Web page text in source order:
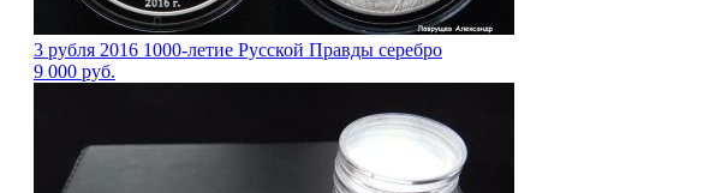
3 рубля 2016 1000-летие Русской Правды серебро
9 000 руб.